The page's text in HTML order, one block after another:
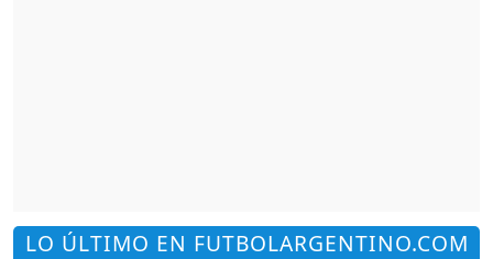
LO ÚLTIMO EN FUTBOLARGENTINO.COM